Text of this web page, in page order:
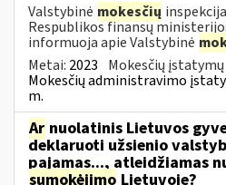
Valstybinė mokesčių
Respublikos finansų
informuoja apie Valstybinė
Metai: 2023 Mokesčių
Mokesčių administravimo
m.
Ar nuolatinis Lietuvos
deklaruoti užsienio
pajamas..., atleidžiamas
sumokėjimo Lietuvoje?